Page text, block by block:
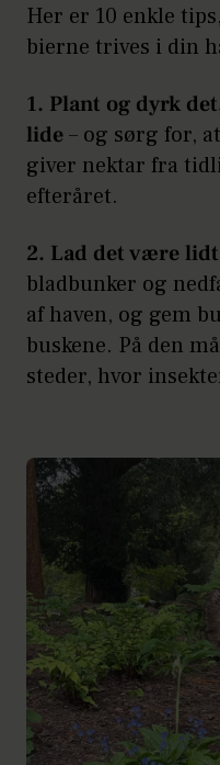
Her er 10 enkle
bierne trives i din
1. Plant og dyrk
lide– og sørg for,
giver nektar fra
efteråret.
2. Lad det være
bladbunker og
af haven, og gem
buskene. På den
steder, hvor